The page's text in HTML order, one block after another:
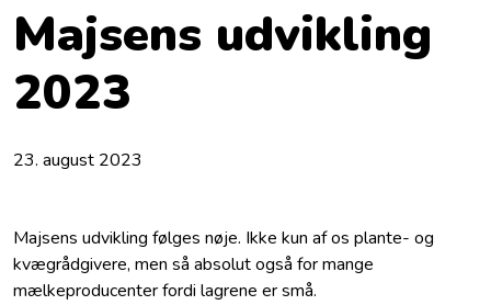
Majsens udvikling
2023
23. august 2023
Majsens udvikling følges nøje. Ikke kun af os plante- og
kvægrådgivere, men så absolut også for mange
mælkeproducenter fordi lagrene er små.